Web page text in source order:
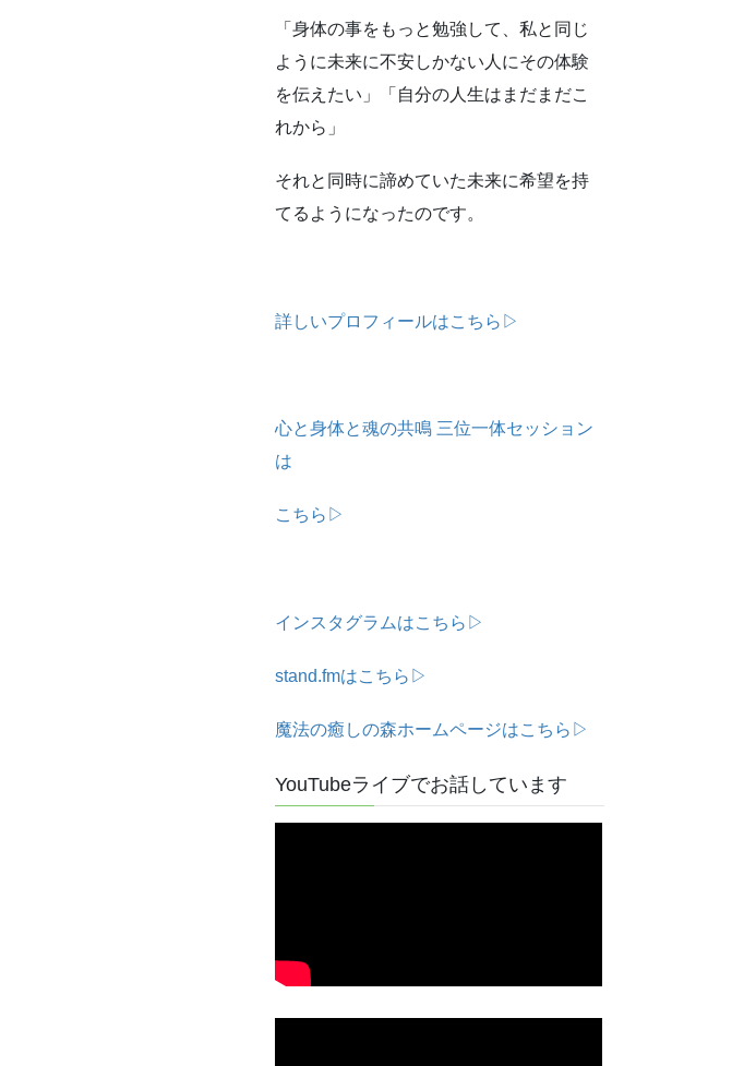
「身体の事をもっと勉強して、私と同じ
ように未来に不安しかない人にその体験
を伝えたい」「自分の人生はまだまだこ
れから」
それと同時に諦めていた未来に希望を持
てるようになったのです。
詳しいプロフィールはこちら▷
心と身体と魂の共鳴 三位一体セッション
は
こちら▷
インスタグラムはこちら▷
stand.fmはこちら▷
魔法の癒しの森ホームページはこちら▷
YouTubeライブでお話しています